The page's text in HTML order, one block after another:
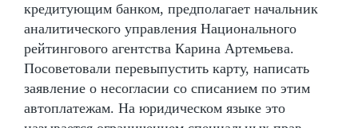
кредитующим банком, предполагает начальник
аналитического управления Национального
рейтингового агентства Карина Артемьева.
Посоветовали перевыпустить карту, написать
заявление о несогласии со списанием по этим
автоплатежам. На юридическом языке это